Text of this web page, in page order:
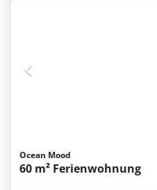
Ocean Mood
60 m² Ferienwohnung